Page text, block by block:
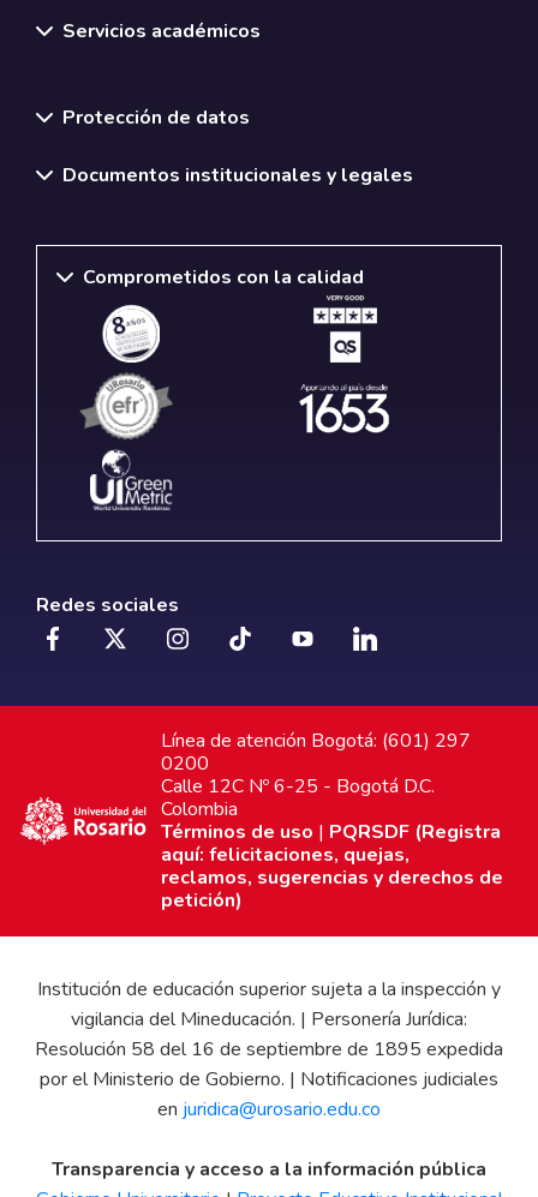
Servicios académicos
Protección de datos
Documentos institucionales y legales
Comprometidos con la calidad
Redes sociales
Línea de atención Bogotá: (601) 297
0200
Calle 12C Nº 6-25 - Bogotá D.C.
Colombia
Términos de uso | PQRSDF (Registra
aquí: felicitaciones, quejas,
reclamos, sugerencias y derechos de
petición)
Institución de educación superior sujeta a la inspección y
vigilancia del Mineducación. | Personería Jurídica:
Resolución 58 del 16 de septiembre de 1895 expedida
por el Ministerio de Gobierno. | Notificaciones judiciales
en juridica@urosario.edu.co
Transparencia y acceso a la información pública